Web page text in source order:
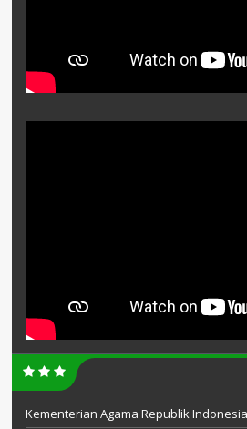
Kementerian Agama Republik Indonesia